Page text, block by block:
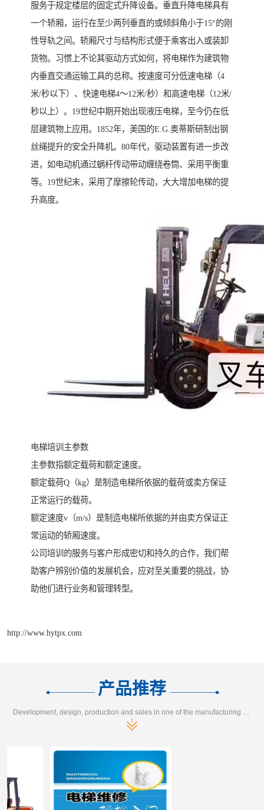
服务于规定楼层的固定式升降设备。垂直升降电梯具有
一个轿厢，运行在至少两列垂直的或倾斜角小于15°的刚
性导轨之间。轿厢尺寸与结构形式便于乘客出入或装卸
货物。习惯上不论其驱动方式如何，将电梯作为建筑物
内垂直交通运输工具的总称。按速度可分低速电梯（4
米/秒以下）、快速电梯4～12米/秒）和高速电梯（12米/
秒以上）。19世纪中期开始出现液压电梯，至今仍在低
层建筑物上应用。1852年，美国的E.G.奥蒂斯研制出钢
丝绳提升的安全升降机。80年代，驱动装置有进一步改
进，如电动机通过蜗杆传动带动缠绕卷筒、采用平衡重
等。19世纪末，采用了摩擦轮传动，大大增加电梯的提
升高度。
电梯培训主参数
主参数指额定载荷和额定速度。
额定载荷Q（kg）是制造电梯所依据的载荷或卖方保证
正常运行的载荷。
额定速度v（m/s）是制造电梯所依据的并由卖方保证正
常运动的轿厢速度。
公司培训的服务与客户形成密切和持久的合作，我们帮
助客户辨别价值的发展机会，应对至关重要的挑战，协
助他们进行业务和管理转型。
http://www.hytpx.com
产品推荐